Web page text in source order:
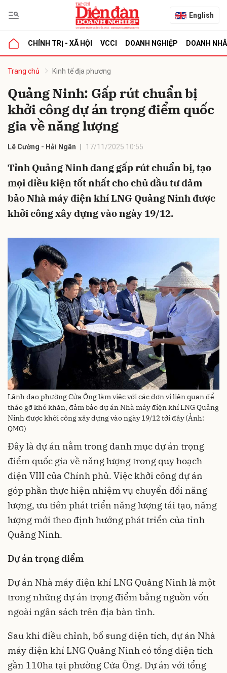
English
CHÍNH TRỊ - XÃ HỘI VCCI DOANH NGHIỆP DOANH
Trang chủ Kinh tế địa phương
Quảng Ninh: Gấp rút chuẩn bị
khởi công dự án trọng điểm quốc
gia về năng lượng
Lê Cường - Hải Ngân 17/11/2025 10:55
Tỉnh Quảng Ninh đang gấp rút chuẩn bị, tạo
mọi điều kiện tốt nhất cho chủ đầu tư đảm
bảo Nhà máy điện khí LNG Quảng Ninh được
khởi công xây dựng vào ngày 19/12.
Lãnh đạo phường Cửa Ông làm việc với các đơn vị liên quan để
tháo gỡ khó khăn, đảm bảo dự án Nhà máy điện khí LNG Quảng
Ninh được khởi công xây dựng vào ngày 19/12 tới đây (Ảnh:
QMG)
Đây là dự án nằm trong danh mục dự án trọng
điểm quốc gia về năng lượng trong quy hoạch
điện VIII của Chính phủ. Việc khởi công dự án
góp phần thực hiện nhiệm vụ chuyển đổi năng
lượng, ưu tiên phát triển năng lượng tái tạo, năng
lượng mới theo định hướng phát triển của tỉnh
Quảng Ninh.
Dự án trọng điểm
Dự án Nhà máy điện khí LNG Quảng Ninh là một
trong những dự án trọng điểm bằng nguồn vốn
ngoài ngân sách trên địa bàn tỉnh.
Sau khi điều chỉnh, bổ sung diện tích, dự án Nhà
máy điện khí LNG Quảng Ninh có tổng diện tích
gần 110ha tại phường Cửa Ông. Dự án với tổng
luận
Hủy